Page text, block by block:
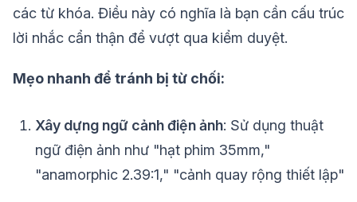
các từ khóa. Điều này có nghĩa là bạn cần cấu trúc
lời nhắc cẩn thận để vượt qua kiểm duyệt.
Mẹo nhanh để tránh bị từ chối:
Xây dựng ngữ cảnh điện ảnh: Sử dụng thuật
ngữ điện ảnh như "hạt phim 35mm,"
"anamorphic 2.39:1," "cảnh quay rộng thiết lập"